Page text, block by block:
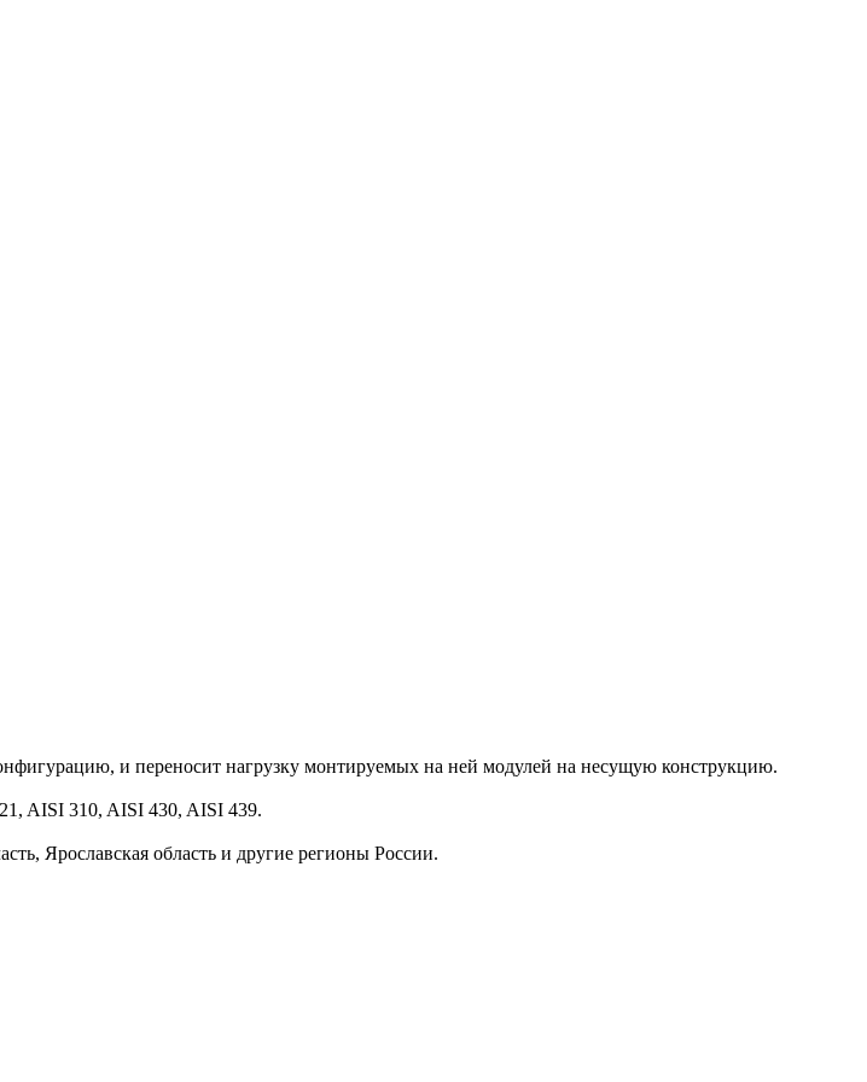
и переносит нагрузку монтируемых на ней модулей на несущую конструкцию.
AISI 310, AISI 430, AISI 439.
Ярославская область и другие регионы России.